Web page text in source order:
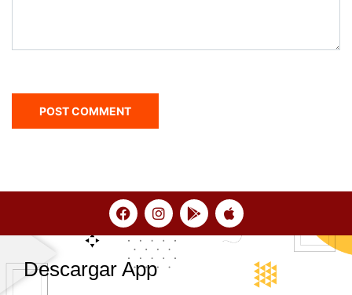
Descargar App